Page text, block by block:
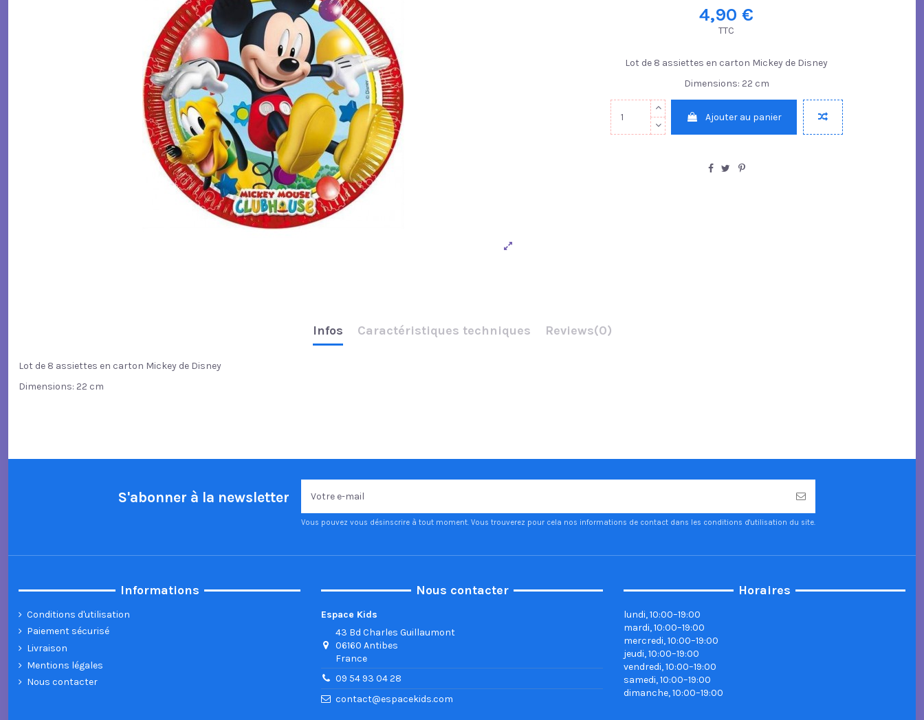
4,90 €
TTC
Lot de 8 assiettes en carton Mickey de Disney
Dimensions: 22 cm
Ajouter au panier
Infos Caractéristiques techniques Reviews(0)
Lot de 8 assiettes en carton Mickey de Disney
Dimensions: 22 cm
S'abonner à la newsletter
Vous pouvez vous désinscrire à tout moment. Vous trouverez pour cela nos informations de contact dans les conditions d'utilisation du site.
Informations
Conditions d'utilisation
Paiement sécurisé
Livraison
Mentions légales
Nous contacter
Nous contacter
Espace Kids
43 Bd Charles Guillaumont
06160 Antibes
France
09 54 93 04 28
contact@espacekids.com
Horaires
lundi, 10:00–19:00
mardi, 10:00–19:00
mercredi, 10:00–19:00
jeudi, 10:00–19:00
vendredi, 10:00–19:00
samedi, 10:00–19:00
dimanche, 10:00–19:00